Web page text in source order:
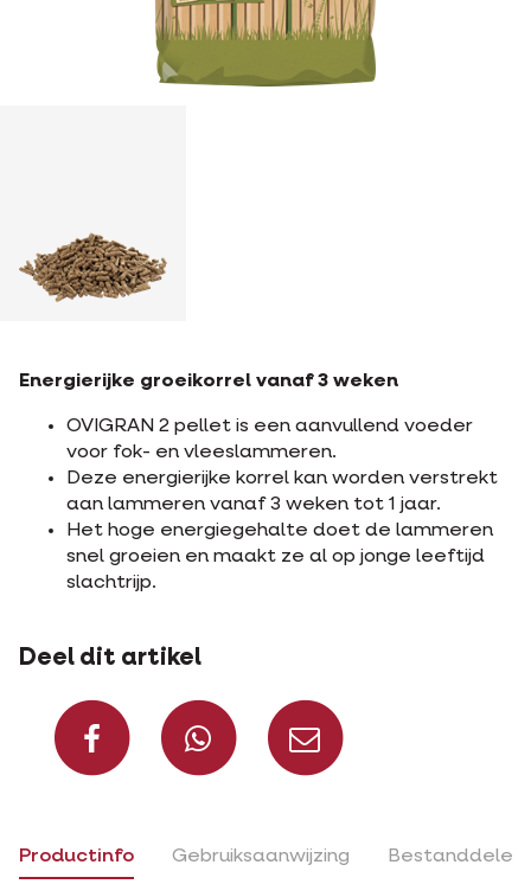
Energierijke groeikorrel vanaf 3 weken
OVIGRAN 2 pellet is een aanvullend voeder
voor fok- en vleeslammeren.
Deze energierijke korrel kan worden verstrekt
aan lammeren vanaf 3 weken tot 1 jaar.
Het hoge energiegehalte doet de lammeren
snel groeien en maakt ze al op jonge leeftijd
slachtrijp.
Deel dit artikel
Deel op Facebook
Deel via
Productinfo Gebruiksaanwijzing Bestanddelen